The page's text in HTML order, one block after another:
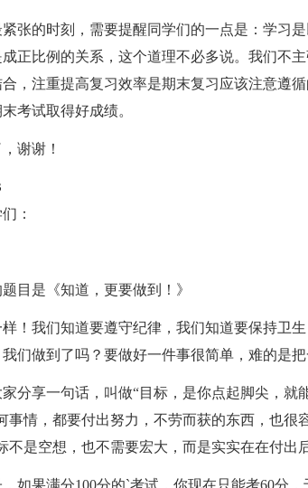
张的时刻，需要提醒同学们的一点是：学习
正比例的关系，这个道理不必多说。我们不
，注重提高复习效率是期末复习应该注意遵
考试取得好成绩。
谢谢！
：
目是《知道，更要做到！》
！我们知道要遵守纪律，我们知道要保持卫
们做到了吗？要做好一件事很简单，难的是把
分享一句话，叫做“目标，是你点起脚尖，就
事情，都要付出努力，不劳而获的东西，也很
不是空想，也不需要宏大，而是实实在在付出
如果满分100分的`考试，你现在只能考60分